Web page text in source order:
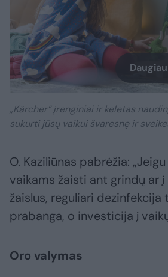
„Kärcher“ įrenginiai ir keletas
sukurti jūsų vaikui švaresnę ir
O. Kaziliūnas pabrėžia:
vaikams žaisti ant grindų ar
žaislus, reguliari dezinfekcija
prabanga, o investicija į
Oro valymas